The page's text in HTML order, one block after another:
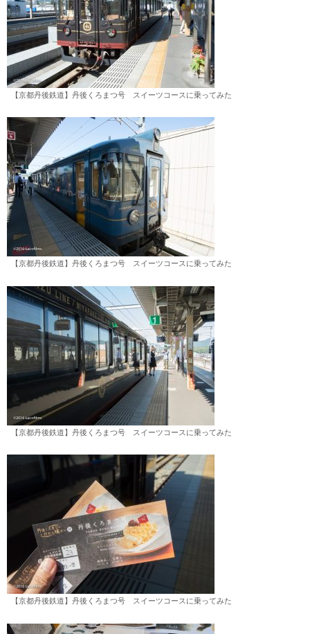
【京都丹後鉄道】丹後くろまつ号 スイーツコースに乗ってみた
【京都丹後鉄道】丹後くろまつ号 スイーツコースに乗ってみた
【京都丹後鉄道】丹後くろまつ号 スイーツコースに乗ってみた
【京都丹後鉄道】丹後くろまつ号 スイーツコースに乗ってみた